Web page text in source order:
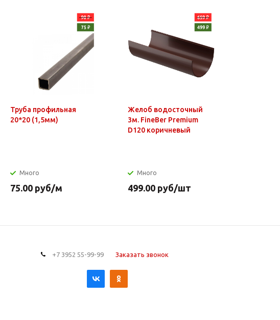
Труба профильная
20*20 (1,5мм)
Много
75.00 руб/м
Желоб водосточный
3м. FineBer Premium
D120 коричневый
Много
499.00 руб/шт
+7 3952 55-99-99 Заказать звонок